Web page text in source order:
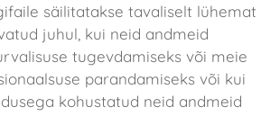
säilitatakse tavaliselt lühemat
juhul, kui neid andmeid
tugevdamiseks või meie
parandamiseks või kui
kohustatud neid andmeid